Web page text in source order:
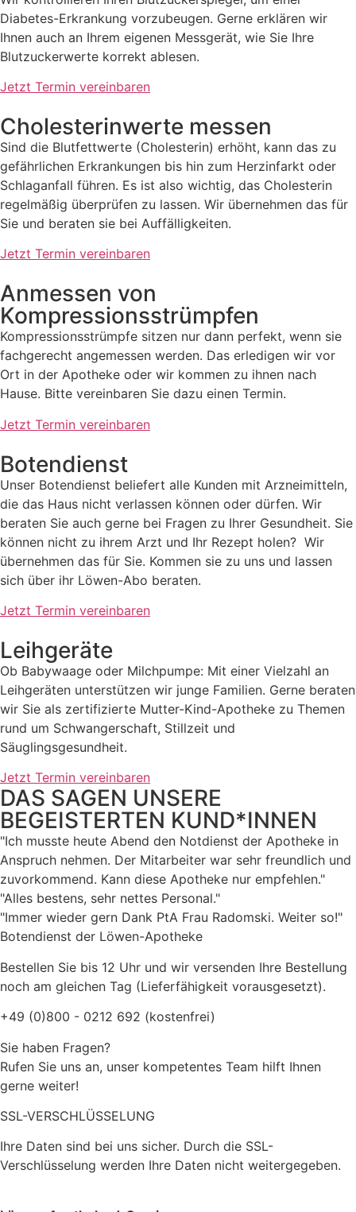
Diabetes-Erkrankung vorzubeugen. Gerne erklären wir
Ihnen auch an Ihrem eigenen Messgerät, wie Sie Ihre
Blutzuckerwerte korrekt ablesen.
Jetzt Termin vereinbaren
Cholesterinwerte messen
Sind die Blutfettwerte (Cholesterin) erhöht, kann das zu
gefährlichen Erkrankungen bis hin zum Herzinfarkt oder
Schlaganfall führen. Es ist also wichtig, das Cholesterin
regelmäßig überprüfen zu lassen. Wir übernehmen das für
Sie und beraten sie bei Auffälligkeiten.
Jetzt Termin vereinbaren
Anmessen von
Kompressionsstrümpfen
Kompressionsstrümpfe sitzen nur dann perfekt, wenn sie
fachgerecht angemessen werden. Das erledigen wir vor
Ort in der Apotheke oder wir kommen zu ihnen nach
Hause. Bitte vereinbaren Sie dazu einen Termin.
Jetzt Termin vereinbaren
Botendienst
Unser Botendienst beliefert alle Kunden mit Arzneimitteln,
die das Haus nicht verlassen können oder dürfen. Wir
beraten Sie auch gerne bei Fragen zu Ihrer Gesundheit. Sie
können nicht zu ihrem Arzt und Ihr Rezept holen? Wir
übernehmen das für Sie. Kommen sie zu uns und lassen
sich über ihr Löwen-Abo beraten.
Jetzt Termin vereinbaren
Leihgeräte
Ob Babywaage oder Milchpumpe: Mit einer Vielzahl an
Leihgeräten unterstützen wir junge Familien. Gerne beraten
wir Sie als zertifizierte Mutter-Kind-Apotheke zu Themen
rund um Schwangerschaft, Stillzeit und
Säuglingsgesundheit.
Jetzt Termin vereinbaren
DAS SAGEN UNSERE
BEGEISTERTEN KUND*INNEN
"Ich musste heute Abend den Notdienst der Apotheke in
Anspruch nehmen. Der Mitarbeiter war sehr freundlich und
zuvorkommend. Kann diese Apotheke nur empfehlen."
"Alles bestens, sehr nettes Personal."
"Immer wieder gern Dank PtA Frau Radomski. Weiter so!"
Botendienst der Löwen-Apotheke
Bestellen Sie bis 12 Uhr und wir versenden Ihre Bestellung
noch am gleichen Tag (Lieferfähigkeit vorausgesetzt).
+49 (0)800 - 0212 692 (kostenfrei)
Sie haben Fragen?
Rufen Sie uns an, unser kompetentes Team hilft Ihnen
gerne weiter!
SSL-VERSCHLÜSSELUNG
Ihre Daten sind bei uns sicher. Durch die SSL-
Verschlüsselung werden Ihre Daten nicht weitergegeben.